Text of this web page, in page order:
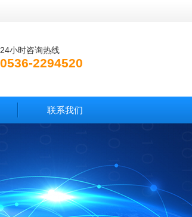
24小时咨询热线
0536-2294520
联系我们